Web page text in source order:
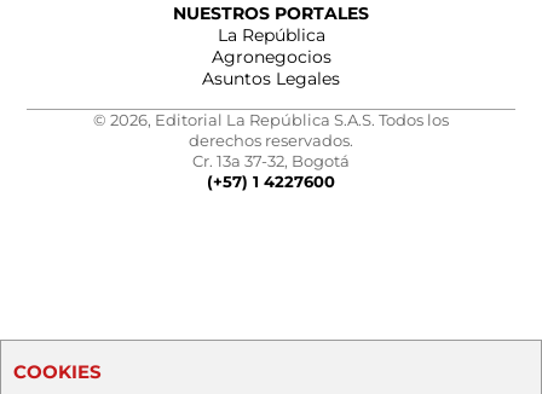
NUESTROS PORTALES
La República
Agronegocios
Asuntos Legales
© 2026, Editorial La República S.A.S. Todos los
derechos reservados.
Cr. 13a 37-32, Bogotá
(+57) 1 4227600
COOKIES